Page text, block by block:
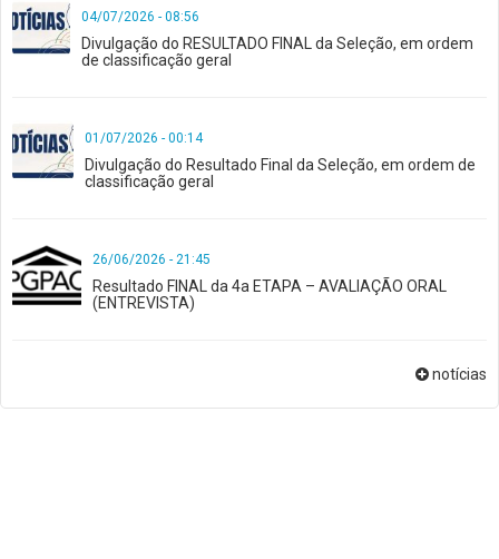
04/07/2026 - 08:56
Divulgação do RESULTADO FINAL da Seleção, em ordem
de classificação geral
01/07/2026 - 00:14
Divulgação do Resultado Final da Seleção, em ordem de
classificação geral
26/06/2026 - 21:45
Resultado FINAL da 4a ETAPA – AVALIAÇÃO ORAL
(ENTREVISTA)
notícias